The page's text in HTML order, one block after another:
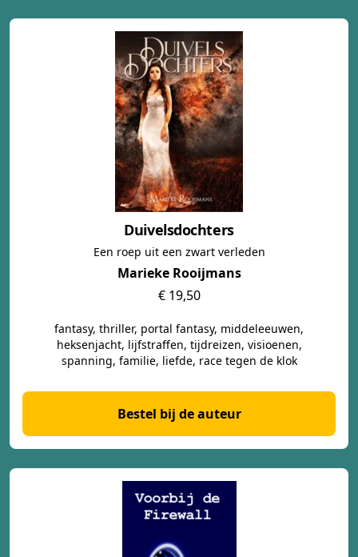
Duivelsdochters
Een roep uit een zwart verleden
Marieke Rooijmans
€ 19,50
fantasy, thriller, portal fantasy, middeleeuwen,
heksenjacht, lijfstraffen, tijdreizen, visioenen,
spanning, familie, liefde, race tegen de klok
Bestel bij de auteur